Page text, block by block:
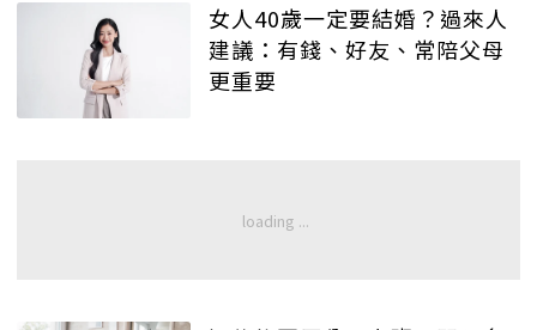
女人40歲一定要結婚？過來人
建議：有錢、好友、常陪父母
更重要